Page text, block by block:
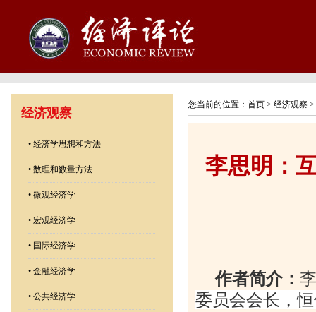
经济观察
• 经济学思想和方法
• 数理和数量方法
• 微观经济学
• 宏观经济学
• 国际经济学
• 金融经济学
• 公共经济学
您当前的位置： 首页 > 经济观察 >
李思明：
作者简介：
委员会会长，